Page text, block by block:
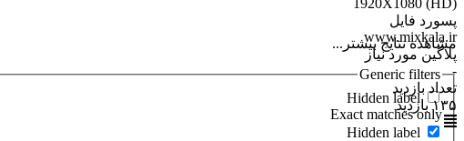
مشاهده نتایج بیشتر...
Generic filters
Hidden label
Exact matches only
Hidden label
پسورد فایل
www.mixkala.ir
پلاگین مورد نیاز
-
تعداد بازدید
۱۳۵ بازدید